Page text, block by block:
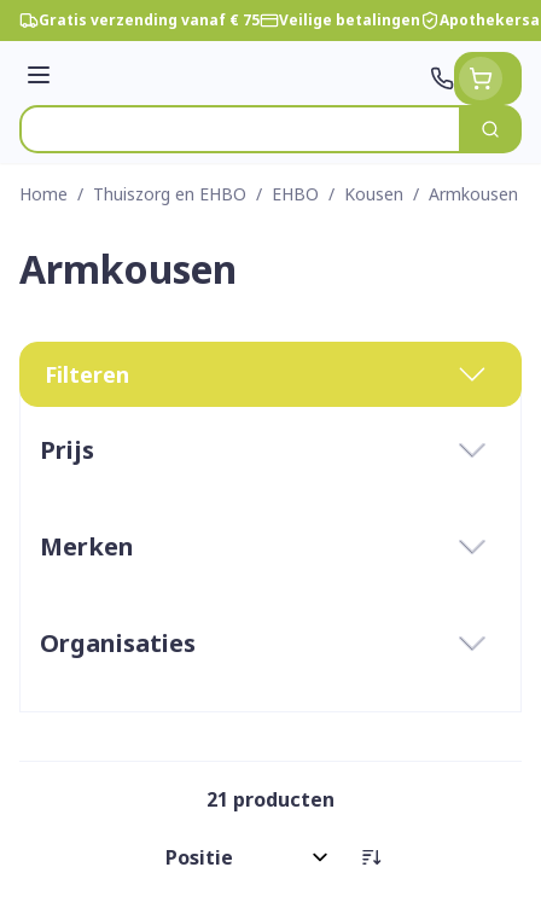
Ga naar de inhoud
Gratis verzending vanaf € 75 Veilige betalingen
Menu
Product, merk, categorie...
Zoek
Home / Thuiszorg en EHBO / EHBO / Kousen / Armkousen
Armkousen
Filteren
Prijs
Merken
Organisaties
21 producten
Sorteer op: